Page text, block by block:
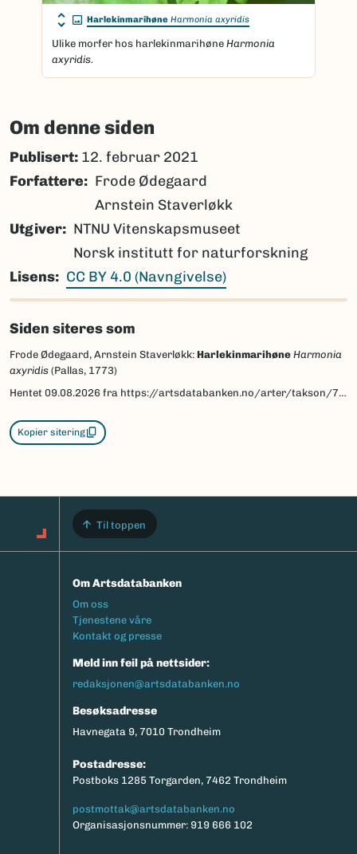
Harlekinmarihøne Harmonia axyridis
Ulike morfer hos harlekinmarihøne Harmonia
axyridis.
Om denne siden
Publisert: 12. februar 2021
Forfattere
Frode Ødegaard
Arnstein Staverløkk
Utgiver
NTNU Vitenskapsmuseet
Norsk institutt for naturforskning
Lisens
CC BY 4.0 (Navngivelse)
Siden siteres som
Frode Ødegaard, Arnstein Staverløkk: Harlekinmarihøne Harmonia
axyridis (Pallas, 1773)
Hentet 09.08.2026 fra https://artsdatabanken.no/arter/takson/7359/beskrivelse
Kopier sitering
Til toppen
Om Artsdatabanken
Footermeny
Om oss
Tjenestene våre
Kontakt og presse
Meld inn feil på nettsider:
redaksjonen@artsdatabanken.no
Besøksadresse
Havnegata 9, 7010 Trondheim
Postadresse:
Postboks 1285 Torgarden, 7462 Trondheim
postmottak@artsdatabanken.no
Organisasjonsnummer: 919 666 102